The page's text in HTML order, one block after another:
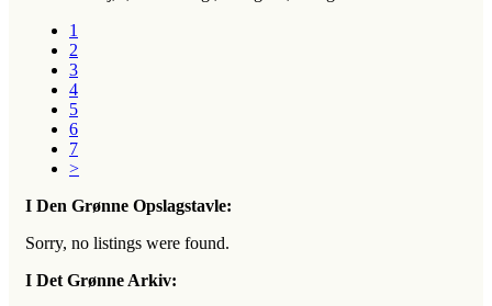
1
2
3
4
5
6
7
>
I Den Grønne Opslagstavle:
Sorry, no listings were found.
I Det Grønne Arkiv: